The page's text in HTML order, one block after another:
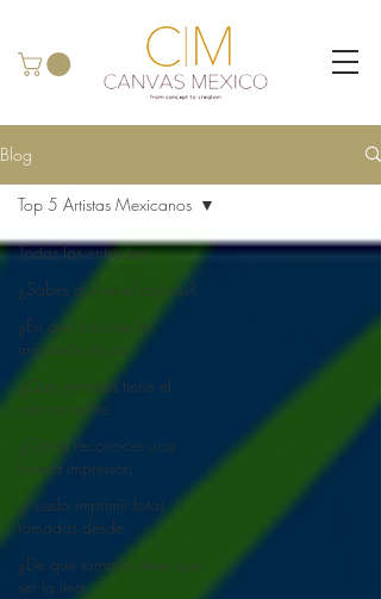
Blog
Todas las entradas
¿Sabes qué es el canvas?
¿En qué consiste la
impresión en ca
¿Qué ventajas tiene el
canvas sobre
¿Cómo reconocer una
buena impresión
¿Puedo imprimir fotos
tomadas desde
¿De qué tamaño tiene que
ser la ima
Top 5 Artistas Mexicanos